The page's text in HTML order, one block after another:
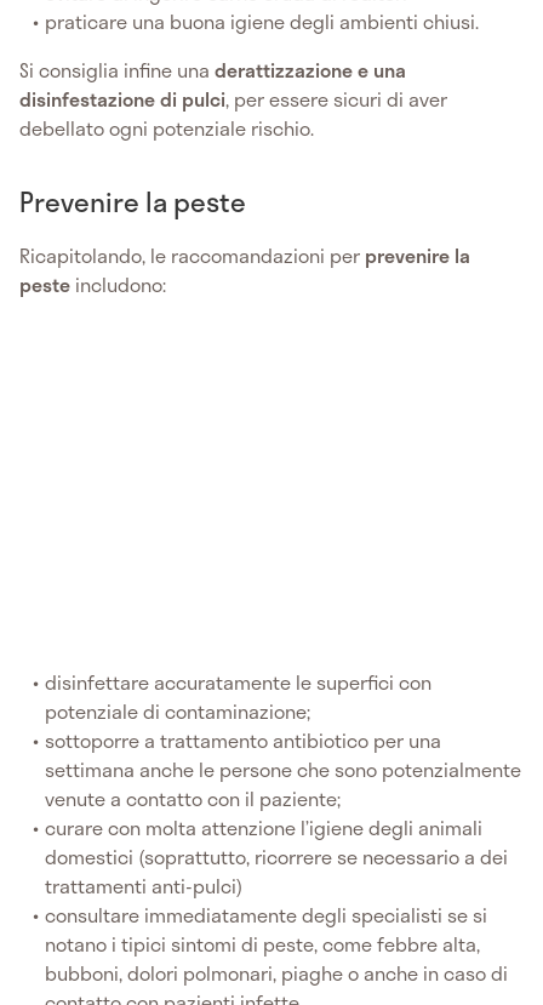
praticare una buona igiene degli ambienti chiusi.
Si consiglia infine una derattizzazione e una
disinfestazione di pulci, per essere sicuri di aver
debellato ogni potenziale rischio.
Prevenire la peste
Ricapitolando, le raccomandazioni per prevenire la
peste includono:
disinfettare accuratamente le superfici con
potenziale di contaminazione;
sottoporre a trattamento antibiotico per una
settimana anche le persone che sono potenzialmente
venute a contatto con il paziente;
curare con molta attenzione l’igiene degli animali
domestici (soprattutto, ricorrere se necessario a dei
trattamenti anti-pulci)
consultare immediatamente degli specialisti se si
notano i tipici sintomi di peste, come febbre alta,
bubboni, dolori polmonari, piaghe o anche in caso di